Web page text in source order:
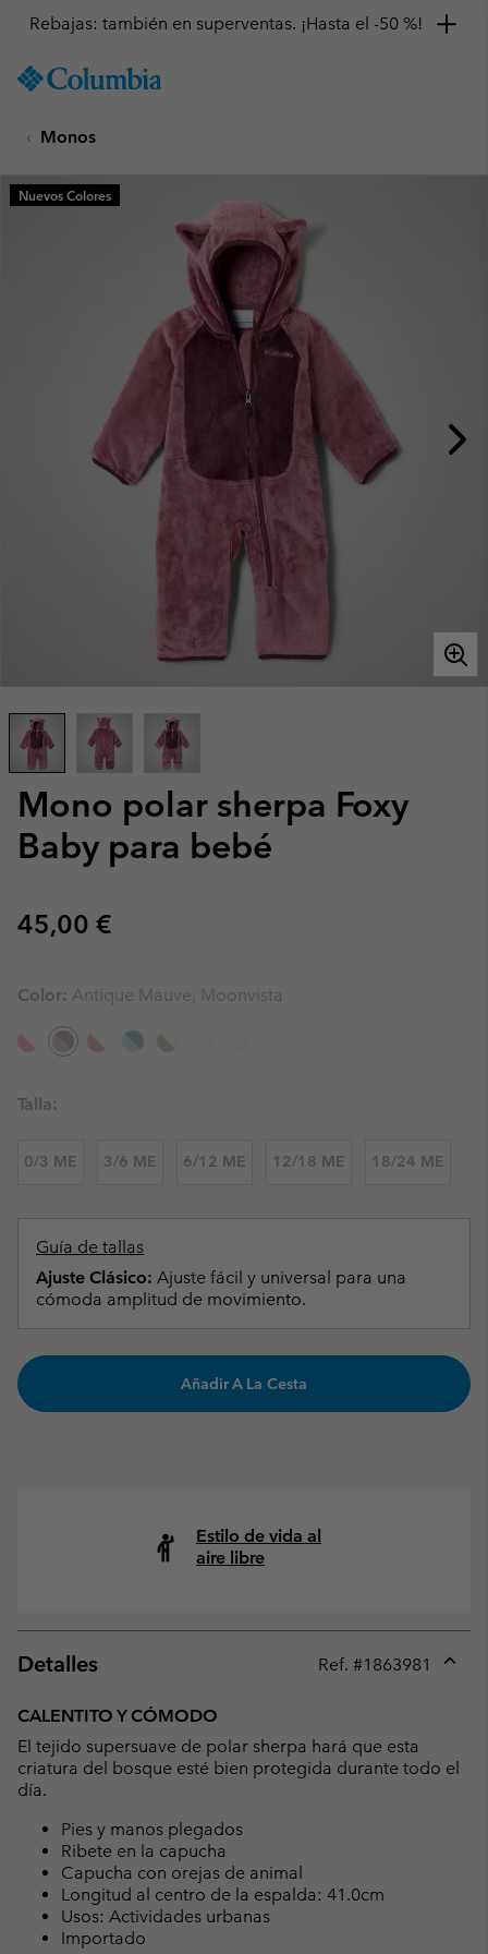
TO
SKIP
MAIN
NAV
Rebajas: también en superventas. ¡Hasta el -50 %!
Monos
Mono polar sherpa Foxy
Baby para bebé
Regular price:
45,00 €
Nuevos Colores
Color: Antique Mauve, Moonvista
Talla:
0/3 ME 3/6 ME 6/12 ME 12/18 ME 18/24 ME
Guía de tallas
Ajuste Clásico: Ajuste fácil y universal para una
cómoda amplitud de movimiento.
Añadir A La Cesta
Estilo de vida al
aire libre
Detalles Ref. #1863981
CALENTITO Y CÓMODO
El tejido supersuave de polar sherpa hará que esta
criatura del bosque esté bien protegida durante todo el
día.
Pies y manos plegados
Ribete en la capucha
Capucha con orejas de animal
Longitud al centro de la espalda: 41.0cm
Usos: Actividades urbanas
Importado